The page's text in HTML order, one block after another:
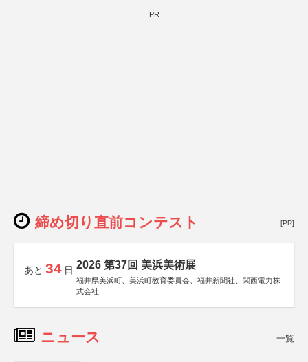
PR
締め切り直前コンテスト [PR]
あと 34 日 2026 第37回 美浜美術展
福井県美浜町、美浜町教育委員会、福井新聞社、関西電力株
式会社
ニュース 一覧